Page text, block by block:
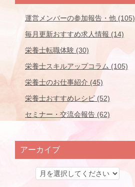
運営メンバーの参加報告・他 (105)
毎月更新おすすめ求人情報 (14)
栄養士転職体験 (30)
栄養士スキルアップコラム (105)
栄養士のお仕事紹介 (45)
栄養士おすすめレシピ (52)
セミナー・交流会報告 (62)
アーカイブ